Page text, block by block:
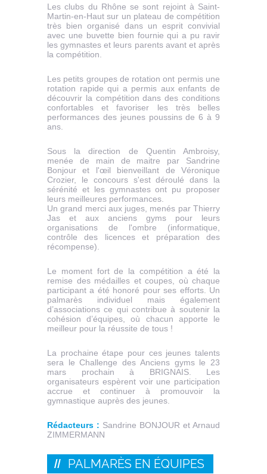
Les clubs du Rhône se sont rejoint à Saint-
Martin-en-Haut sur un plateau de compétition
très bien organisé dans un esprit convivial
avec une buvette bien fournie qui a pu ravir
les gymnastes et leurs parents avant et après
la compétition.
Les petits groupes de rotation ont permis une
rotation rapide qui a permis aux enfants de
découvrir la compétition dans des conditions
confortables et favoriser les très belles
performances des jeunes poussins de 6 à 9
ans.
Sous la direction de Quentin Ambroisy,
menée de main de maitre par Sandrine
Bonjour et l'œil bienveillant de Véronique
Crozier, le concours s'est déroulé dans la
sérénité et les gymnastes ont pu proposer
leurs meilleures performances.
Un grand merci aux juges, menés par Thierry
Jas et aux anciens gyms pour leurs
organisations de l'ombre (informatique,
contrôle des licences et préparation des
récompense).
Le moment fort de la compétition a été la
remise des médailles et coupes, où chaque
participant a été honoré pour ses efforts. Un
palmarès individuel mais également
d’associations ce qui contribue à soutenir la
cohésion d’équipes, où chacun apporte le
meilleur pour la réussite de tous !
La prochaine étape pour ces jeunes talents
sera le Challenge des Anciens gyms le 23
mars prochain à BRIGNAIS. Les
organisateurs espèrent voir une participation
accrue et continuer à promouvoir la
gymnastique auprès des jeunes.
Rédacteurs : Sandrine BONJOUR et Arnaud
ZIMMERMANN
PALMARÈS EN ÉQUIPES